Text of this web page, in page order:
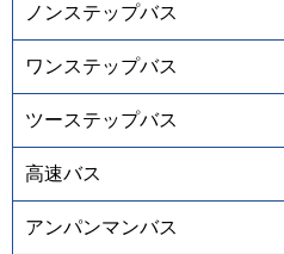
ノンステップバス
ワンステップバス
ツーステップバス
高速バス
アンパンマンバス